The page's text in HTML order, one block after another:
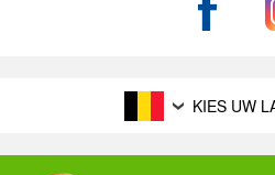
KIES UW